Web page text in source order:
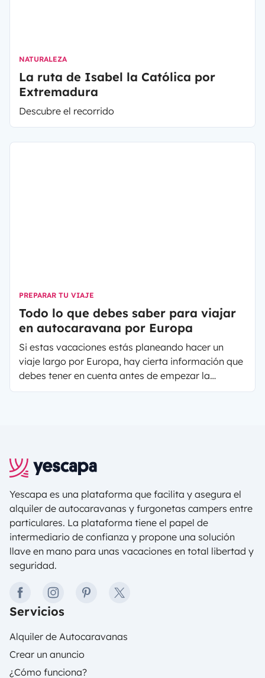
NATURALEZA
La ruta de Isabel la Católica por
Extremadura
Descubre el recorrido
PREPARAR TU VIAJE
Todo lo que debes saber para viajar
en autocaravana por Europa
Si estas vacaciones estás planeando hacer un
viaje largo por Europa, hay cierta información que
debes tener en cuenta antes de empezar la
aventura. En el artículo de hoy te damos algunos
por Europa es fácil y cómodo, pero cada país tiene
sus particularidades.
Yescapa es una plataforma que facilita y asegura el
alquiler de autocaravanas y furgonetas campers entre
particulares. La plataforma tiene el papel de
intermediario de confianza y propone una solución
llave en mano para unas vacaciones en total libertad y
seguridad.
facebookinstagrampinteresttwitter
Servicios
Alquiler de Autocaravanas
Crear un anuncio
¿Cómo funciona?